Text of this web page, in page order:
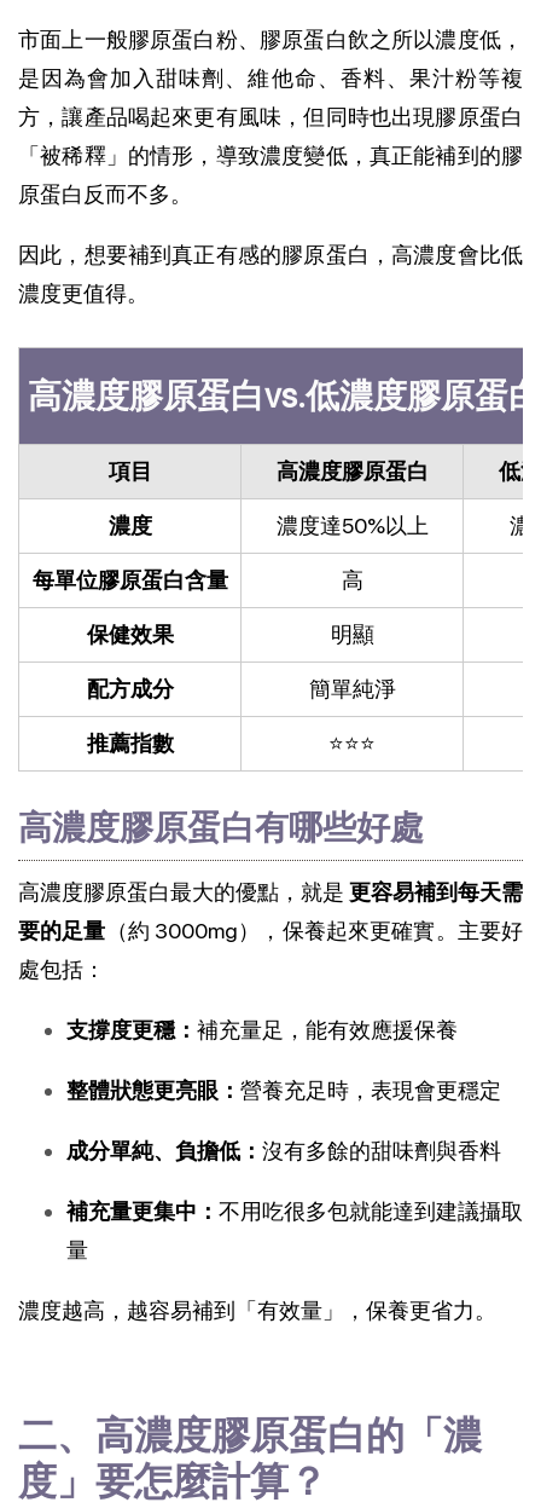
市面上一般膠原蛋白粉、膠原蛋白飲之所以濃度低，
是因為會加入甜味劑、維他命、香料、果汁粉等複
方，讓產品喝起來更有風味，但同時也出現膠原蛋白
「被稀釋」的情形，導致濃度變低，真正能補到的膠
原蛋白反而不多。
因此，想要補到真正有感的膠原蛋白，高濃度會比低
濃度更值得。
高濃度膠原蛋白vs.低濃度膠原蛋
項目 高濃度膠原蛋白 低
濃度 濃度達50%以上 濃
每單位膠原蛋白含量 高
保健效果 明顯
配方成分 簡單純淨
推薦指數 ⭐⭐⭐
高濃度膠原蛋白有哪些好處
高濃度膠原蛋白最大的優點，就是 更容易補到每天需
要的足量 （約 3000mg），保養起來更確實。主要好
處包括：
支撐度更穩： 補充量足，能有效應援保養
整體狀態更亮眼： 營養充足時，表現會更穩定
成分單純、負擔低： 沒有多餘的甜味劑與香料
補充量更集中： 不用吃很多包就能達到建議攝取
量
濃度越高，越容易補到「有效量」，保養更省力。
二、高濃度膠原蛋白的「濃
度」要怎麼計算？